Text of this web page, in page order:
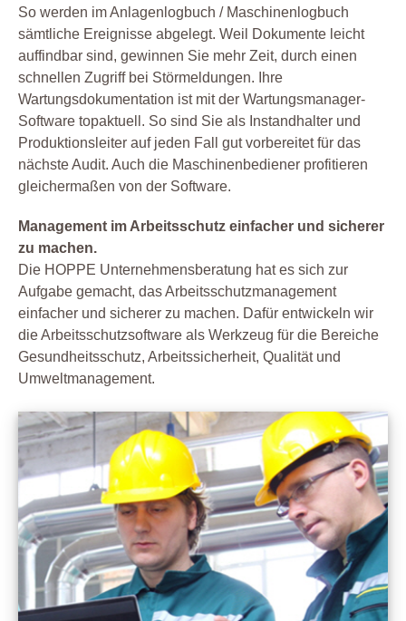
So werden im Anlagenlogbuch / Maschinenlogbuch
sämtliche Ereignisse abgelegt. Weil Dokumente leicht
auffindbar sind, gewinnen Sie mehr Zeit, durch einen
schnellen Zugriff bei Störmeldungen. Ihre
Wartungsdokumentation ist mit der Wartungsmanager-
Software topaktuell. So sind Sie als Instandhalter und
Produktionsleiter auf jeden Fall gut vorbereitet für das
nächste Audit. Auch die Maschinenbediener profitieren
gleichermaßen von der Software.
Management im Arbeitsschutz einfacher und sicherer
zu machen.
Die HOPPE Unternehmensberatung hat es sich zur
Aufgabe gemacht, das Arbeitsschutzmanagement
einfacher und sicherer zu machen. Dafür entwickeln wir
die Arbeitsschutzsoftware als Werkzeug für die Bereiche
Gesundheitsschutz, Arbeitssicherheit, Qualität und
Umweltmanagement.